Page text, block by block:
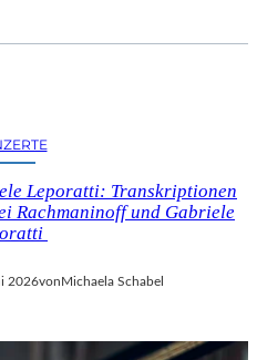
Leporatti: Transkriptionen
Rachmaninoff und Gabriele
2026vonMichaela Schabel